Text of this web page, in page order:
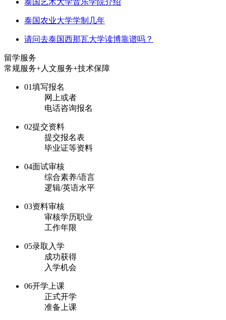
泰国艺术大学音乐学院介绍
泰国农业大学学制几年
请问去泰国西那瓦大学读博靠谱吗？
留学服务
常规服务+人文服务+技术保障
01填写报名
网上或者
电话咨询报名
02提交资料
提交报名表
毕业证等资料
04面试审核
综合素养/语言
逻辑/英语水平
03资料审核
审核学历职业
工作年限
05录取入学
成功获得
入学机会
06开学上课
正式开学
准备上课